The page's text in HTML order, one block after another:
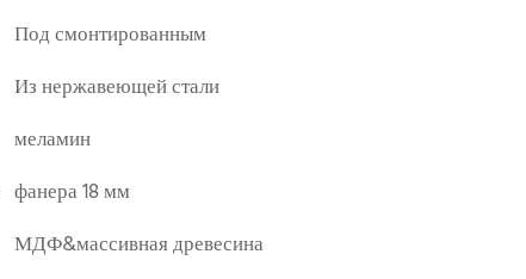
Под смонтированным
Из нержавеющей стали
меламин
фанера 18 мм
МДФ&массивная древесина